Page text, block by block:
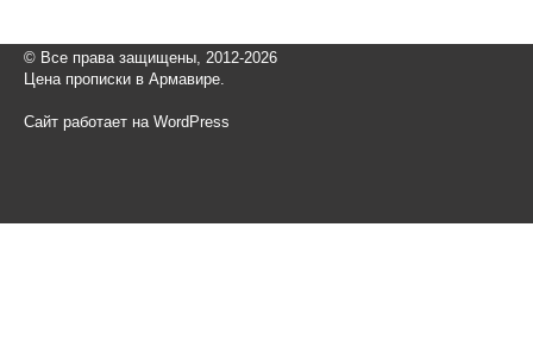
© Все права защищены, 2012-2026
Цена прописки в Армавире.
Сайт работает на WordPress